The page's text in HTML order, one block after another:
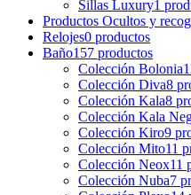
Sillas Luxury1
Productos Ocultos y
Relojes0 productos
Baño157 productos
Colección Bolonia
Colección Diva8
Colección Kala8
Colección Kala
Colección Kiro9
Colección Mito11
Colección Neox11
Colección Nuba7